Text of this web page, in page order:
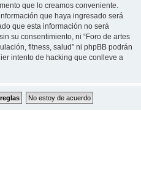
que lo creamos conveniente.
que haya ingresado será
que esta información no será
su consentimiento, ni “Foro de artes
fitness, salud” ni phpBB podrán
intento de hacking que conlleve a